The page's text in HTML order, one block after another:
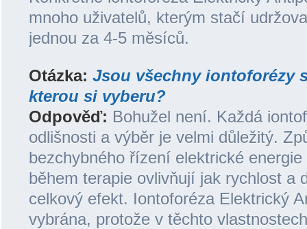
mnoho uživatelů, kterým stačí
jednou za 4-5 měsíců.
Otázka: Jsou všechny iontoforézy
kterou si vyberu?
Odpověď: Bohužel není. Každá
odlišnosti a výběr je velmi důležitý.
bezchybného řízení elektrické
během terapie ovlivňují jak rychlost a
celkový efekt. Iontoforéza Elektrický
vybrána, protože v těchto